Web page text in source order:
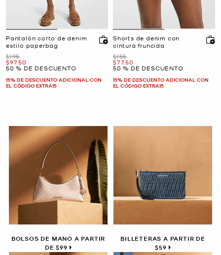
Pantalón corto de denim
estilo paperbag
Era
$195
Ahora
$97.50
50 % DE DESCUENTO
15% DE DESCUENTO ADICIONAL CON
EL CÓDIGO EXTRA15
Shorts de denim con
cintura fruncida
Era
$155
Ahora
$77.50
50 % DE DESCUENTO
15% DE DESCUENTO ADICIONAL CON
EL CÓDIGO EXTRA15
BOLSOS DE MANO A PARTIR
DE $99
BILLETERAS A PARTIR DE
$59